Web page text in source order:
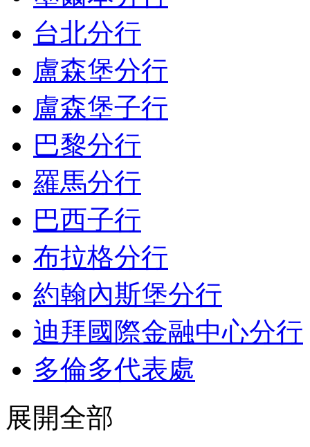
台北分行
盧森堡分行
盧森堡子行
巴黎分行
羅馬分行
巴西子行
布拉格分行
約翰內斯堡分行
迪拜國際金融中心分行
多倫多代表處
展開全部